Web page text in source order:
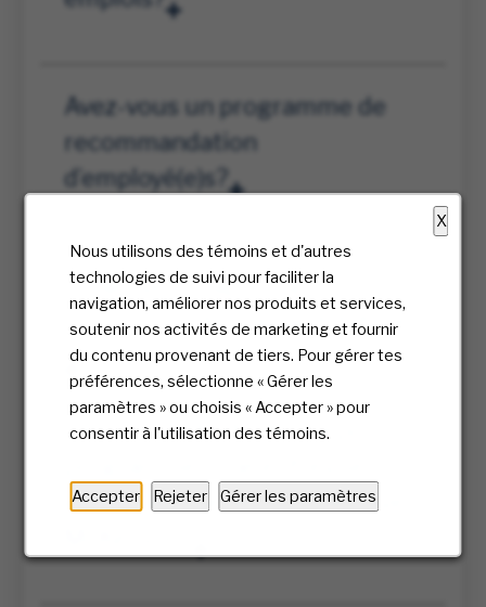
X
Nous utilisons des témoins et d'autres
technologies de suivi pour faciliter la
navigation, améliorer nos produits et services,
soutenir nos activités de marketing et fournir
du contenu provenant de tiers. Pour gérer tes
préférences, sélectionne « Gérer les
paramètres » ou choisis « Accepter » pour
consentir à l'utilisation des témoins.
Accepter Rejeter Gérer les paramètres
Avez-vous un programme de
recommandation
d’employé(e)s?
Qu’arrive-t-il après la
soumission de ma candidature?
J’ai reçu un texto de Gia pour
est Gia et quel est son lien avec